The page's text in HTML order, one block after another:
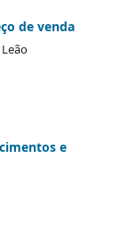
de venda
e